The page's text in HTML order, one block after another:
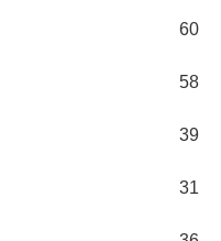
60
58
39
31